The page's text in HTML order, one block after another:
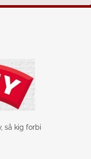
så kig forbi